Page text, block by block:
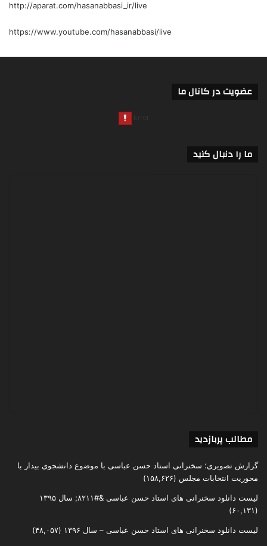
http://aparat.com/hasanabbasi_ir/live
https://www.youtube.com/hasanabbasi/live
عضویت در کانال ما
ما را دنبال کنید
مطالب پربازدید
گزارش تصویری؛ سخنرانی استاد حسن عباسی با موضوع دانشجوی بیدار با
محوریت انتخابات مجلس (۱۵۸,۶۲۶)
لیست دانلود سخنرانی های استاد حسن عباسی &#۸۲۱۱; سال ۱۳۹۵
(۶۰,۱۳۱)
لیست دانلود سخنرانی های استاد حسن عباسی – سال ۱۳۹۶ (۴۸,۰۵۷)